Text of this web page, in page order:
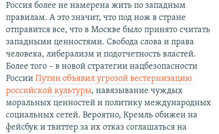
Россия более не намерена жить по западным
правилам. А это значит, что под нож в стране
отправится все, что в Москве было принято считать
западными ценностями. Свобода слова и права
человека, либерализм и подотчетность властей.
Более того – в новой стратегии нацбезопасности
России Путин объявил угрозой вестернизацию
российской культуры, навязывание чуждых
моральных ценностей и политику международных
социальных сетей. Вероятно, Кремль обижен на
фейсбук и твиттер за их отказ соглашаться на